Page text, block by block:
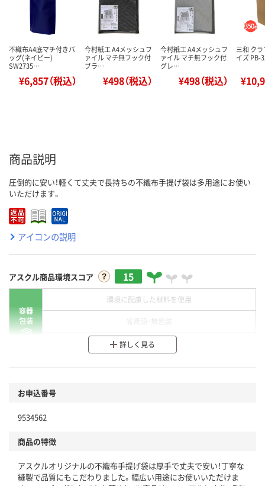
不織布A4底マチ付きバ
ッグ(ネイビー)
SW2735…
¥6,857（税込）
今村紙工 A4メッシュフ
ァイル マチ無フック付
ブラ…
¥498（税込）
今村紙工 A4メッシュフ
ァイル マチ無フック付
グレ…
¥498（税込）
三和 ク
イズ PB-
商品説明
圧倒的に安い！軽くて丈夫で長持ちの不織布手提げ袋は多用途にお使い
いただけます。
アイコンの説明
アスクル商品環境スコア 15
容器
包装
環境に配慮した材料を使用
分別・リサイクルしやすい設計
本体
仕組
アスクルで資源循環している
詳しく見る
お申込番号
9534562
商品の特徴
アスクルオリジナルの不織布手提げ袋は厚手で丈夫で安い！丁寧な
縫製で品質にもこだわりました。幅広い用途にお使いいただけま